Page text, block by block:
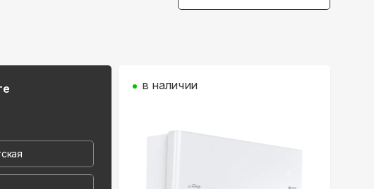
в наличии